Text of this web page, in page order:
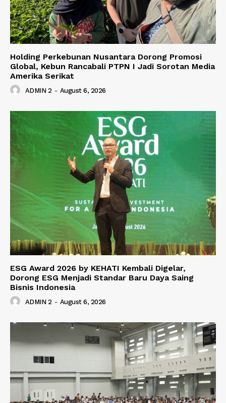
Holding Perkebunan Nusantara Dorong Promosi
Global, Kebun Rancabali PTPN I Jadi Sorotan Media
Amerika Serikat
ADMIN 2 - August 6, 2026
ESG Award 2026 by KEHATI Kembali Digelar,
Dorong ESG Menjadi Standar Baru Daya Saing
Bisnis Indonesia
ADMIN 2 - August 6, 2026